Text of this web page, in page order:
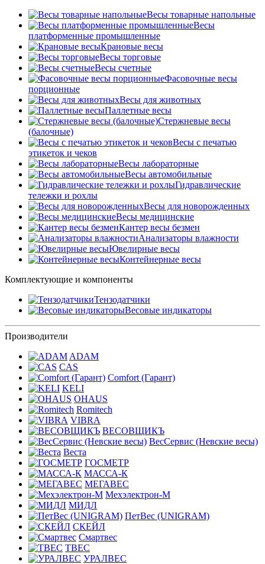
Весы товарные напольные
Весы
платформенные промышленные
Крановые весы
Весы торговые
Весы счетные
Фасовочные весы
порционные
Весы для животных
Паллетные весы
Стержневые весы
(балочные)
Весы c печатью
этикеток и чеков
Весы лабораторные
Весы автомобильные
Гидравлические
тележки и рохлы
Весы для новорожденных
Весы медицинские
Кантер весы безмен
Анализаторы влажности
Ювелирные весы
Контейнерные весы
Комплектующие и компоненты
Тензодатчики
Весовые индикаторы
Производители
ADAM
CAS
Comfort (Гарант)
KELI
OHAUS
Romitech
VIBRA
ВЕСОВЩИКЪ
ВесСервис (Невские весы)
Веста
ГОСМЕТР
МАССА-К
МЕГАВЕС
Мехэлектрон-М
МИДЛ
ПетВес (UNIGRAM)
СКЕЙЛ
Смартвес
ТВЕС
УРАЛВЕС